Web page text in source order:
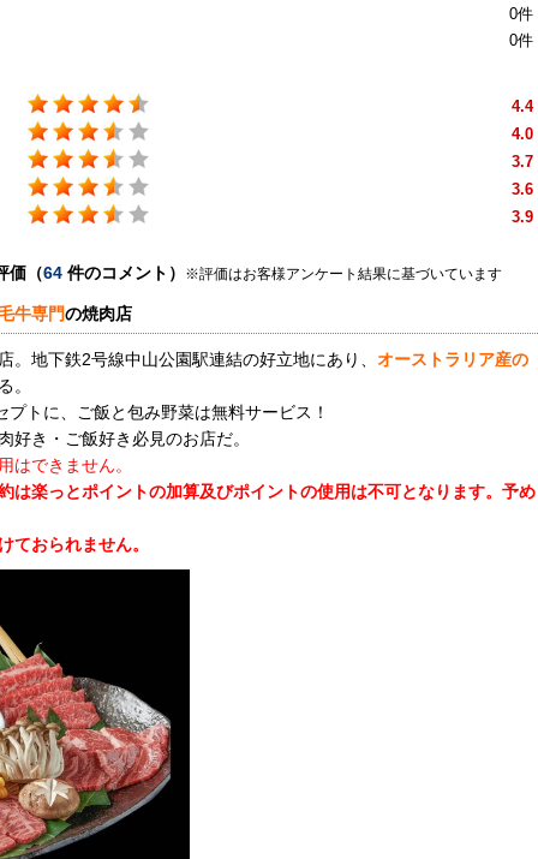
0件
0件
4.4
4.0
3.7
3.6
3.9
価（64 件のコメント） ※評価はお客様アンケート結果に基づいています
牛専門の焼肉店
。地下鉄2号線中山公園駅連結の好立地にあり、 オーストラリア産の
。
プトに、ご飯と包み野菜は無料サービス！
好き・ご飯好き必見のお店だ。
できません。
は楽っとポイントの加算及びポイントの使用は不可となります。 予め
おられません。